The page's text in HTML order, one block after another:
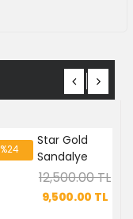
%24
Star Gold
Sandalye
12,500.00 TL
9,500.00 TL